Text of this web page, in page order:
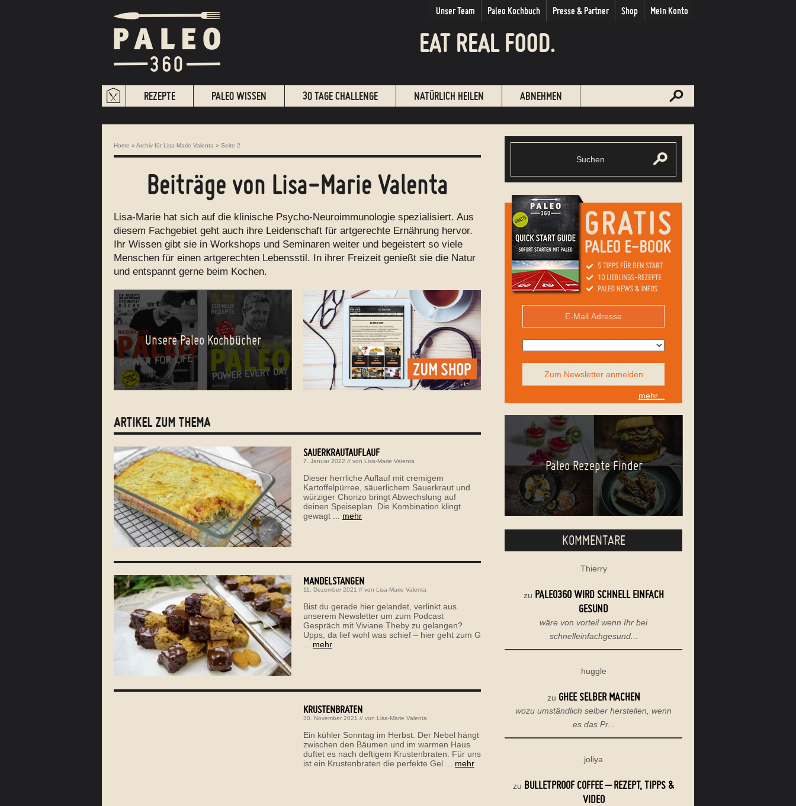
EAT REAL FOOD.
Unser Team Paleo Kochbuch Presse & Partner Shop Mein Konto
REZEPTE PALEO WISSEN 30 TAGE CHALLENGE NATÜRLICH HEILEN ABNEHMEN
Home » Archiv für Lisa-Marie Valenta » Seite 2
Beiträge von Lisa-Marie Valenta
Lisa-Marie hat sich auf die klinische Psycho-Neuroimmunologie spezialisiert. Aus
diesem Fachgebiet geht auch ihre Leidenschaft für artgerechte Ernährung hervor.
Ihr Wissen gibt sie in Workshops und Seminaren weiter und begeistert so viele
Menschen für einen artgerechten Lebensstil. In ihrer Freizeit genießt sie die Natur
und entspannt gerne beim Kochen.
Unsere Paleo Kochbücher
ARTIKEL ZUM THEMA
SAUERKRAUTAUFLAUF
7. Januar 2022 // von Lisa-Marie Valenta
Dieser herrliche Auflauf mit cremigem
Kartoffelpürree, säuerlichem Sauerkraut und
würziger Chorizo bringt Abwechslung auf
deinen Speiseplan. Die Kombination klingt
gewagt ... mehr
MANDELSTANGEN
11. Dezember 2021 // von Lisa-Marie Valenta
Bist du gerade hier gelandet, verlinkt aus
unserem Newsletter um zum Podcast
Gespräch mit Viviane Theby zu gelangen?
Upps, da lief wohl was schief – hier geht zum G
... mehr
KRUSTENBRATEN
30. November 2021 // von Lisa-Marie Valenta
Ein kühler Sonntag im Herbst. Der Nebel hängt
zwischen den Bäumen und im warmen Haus
duftet es nach deftigem Krustenbraten. Für uns
ist ein Krustenbraten die perfekte Gel ... mehr
Zum Newsletter anmelden
mehr...
Paleo Rezepte Finder
KOMMENTARE
Thierry
zu PALEO360 WIRD SCHNELL EINFACH
GESUND
wäre von vorteil wenn Ihr bei
schnelleinfachgesund...
huggle
zu GHEE SELBER MACHEN
wozu umständlich selber herstellen, wenn
es das Pr...
joliya
zu BULLETPROOF COFFEE – REZEPT, TIPPS &
VIDEO